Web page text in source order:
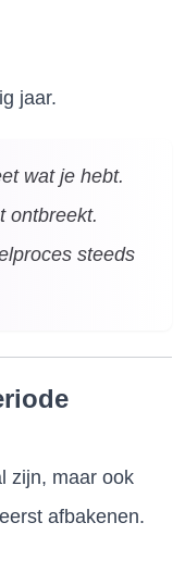
jaar.
wat je hebt.
ontbreekt.
steeds
zijn, maar ook
afbakenen.